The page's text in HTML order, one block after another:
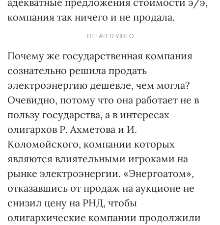
компания так ничего и не продала.
RELATED VIDEO
Почему же государственная компания
сознательно решила продать
электроэнергию дешевле, чем могла?
Очевидно, потому что она работает не в
пользу государства, а в интересах
олигархов Р. Ахметова и И.
Коломойского, компании которых
являются влиятельными игроками на
рынке электроэнергии. «Энергоатом»,
отказавшись от продаж на аукционе не
снизил цену на РНД, чтобы
олигархические компании продолжили